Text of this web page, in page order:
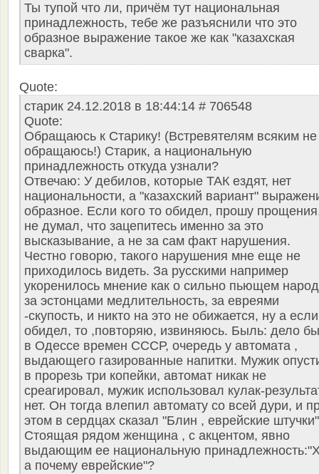
Ты тупой что ли, причём тут национальная
принадлежность, тебе же разъяснили что это
образное выражение такое же как "казахская
сварка".
Quote:
старик 24.12.2018 в 18:44:14 # 706548
Quote:
Обращаюсь к Старику! (Встревятелям всяким не
обращаюсь!) Старик, а национальную
принадлежность откуда узнали?
Отвечаю: У дебилов, которые ТАК ездят, нет
национальности, а "казахский вариант"
образное. Если кого то обидел, прошу
не думал, что зацепитесь именно за это
высказывание, а не за сам факт нарушения.
Честно говорю, такого нарушения мне еще не
приходилось видеть. За русскими например
укоренилось мнение как о сильно пьющем
за эстонцами медлительность, за евреями
-скупость, и никто на это не обижается, ну а если
обидел, то ,повторяю, извиняюсь. Быль: дело
в Одессе времен СССР, очередь у автомата ,
выдающего газированные напитки. Мужик
в прорезь три копейки, автомат никак не
среагировал, мужик использовал кулак-
нет. Он тогда влепил автомату со всей дури, и
этом в сердцах сказал "Блин , еврейские
Стоящая рядом женщина , с акцентом, явно
выдающим ее национальную
а почему еврейские"?